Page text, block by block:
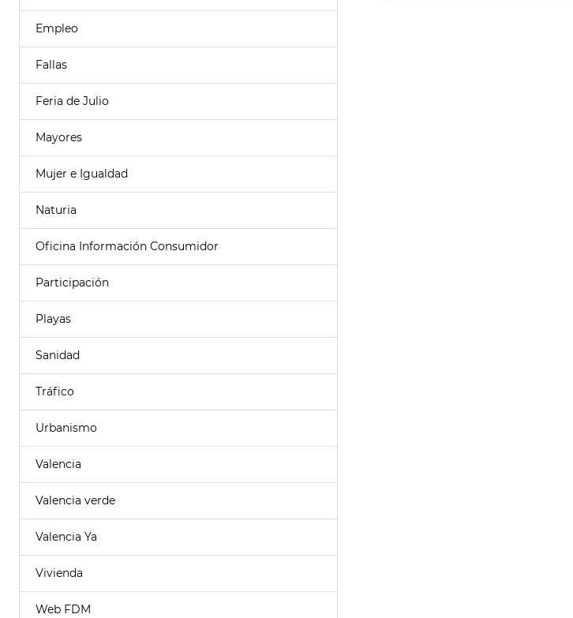
Empleo
Fallas
Feria de Julio
Mayores
Mujer e Igualdad
Naturia
Oficina Información Consumidor
Participación
Playas
Sanidad
Tráfico
Urbanismo
Valencia
Valencia verde
Valencia Ya
Vivienda
Web FDM